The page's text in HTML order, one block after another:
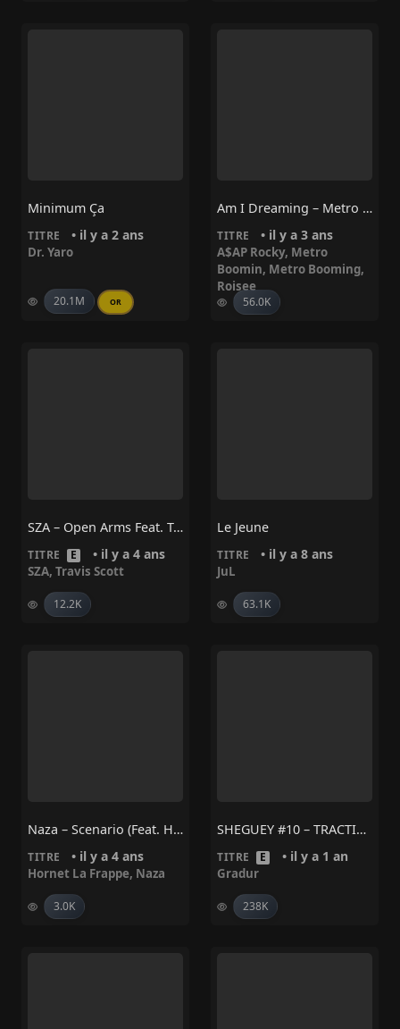
Minimum Ça
TITRE • il y a 2 ans
Dr. Yaro
20.1M OR
Am I Dreaming – Metro Boomin, A$AP Rocky, Roisee
TITRE • il y a 3 ans
A$AP Rocky, Metro
Boomin, Metro Booming,
Roisee
56.0K
SZA – Open Arms Feat. Travis Scott
TITRE E • il y a 4 ans
SZA, Travis Scott
12.2K
Le Jeune
TITRE • il y a 8 ans
JuL
63.1K
Naza – Scenario (feat. Hornet La Frappe)
TITRE • il y a 4 ans
Hornet La Frappe, Naza
3.0K
SHEGUEY #10 – TRACTION
TITRE E • il y a 1 an
Gradur
238K